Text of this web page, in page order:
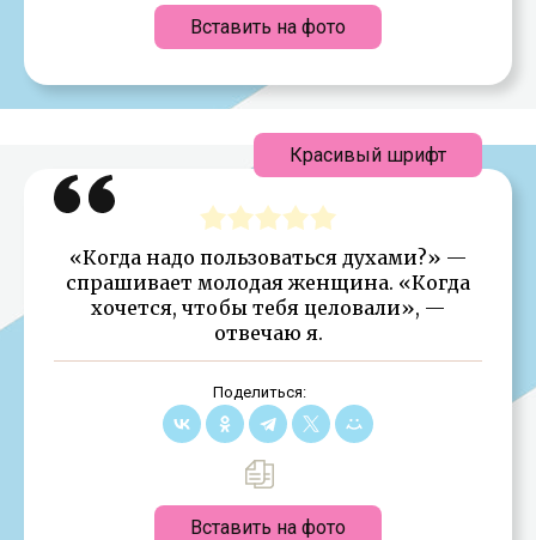
Вставить на фото
«Когда надо пользоваться духами?» —
спрашивает молодая женщина. «Когда
хочется, чтобы тебя целовали», —
отвечаю я.
Поделиться:
Вставить на фото
Красивый шрифт